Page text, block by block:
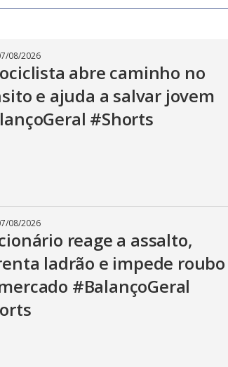
08/2026
abre caminho no
e ajuda a salvar jovem
#Shorts
08/2026
reage a assalto,
ladrão e impede roubo
#BalançoGeral